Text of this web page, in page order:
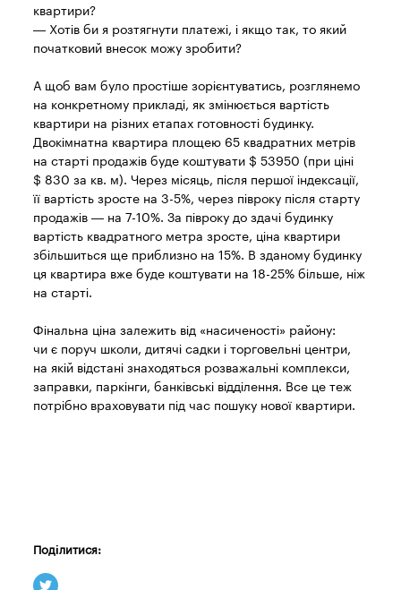
квартири?
— Хотів би я розтягнути платежі, і якщо так, то який
початковий внесок можу зробити?
А щоб вам було простіше зорієнтуватись, розглянемо
на конкретному прикладі, як змінюється вартість
квартири на різних етапах готовності будинку.
Двокімнатна квартира площею 65 квадратних метрів
на старті продажів буде коштувати $ 53950 (при ціні
$ 830 за кв. м). Через місяць, після першої індексації,
її вартість зросте на 3-5%, через півроку після старту
продажів — на 7-10%. За півроку до здачі будинку
вартість квадратного метра зросте, ціна квартири
збільшиться ще приблизно на 15%. В зданому будинку
ця квартира вже буде коштувати на 18-25% більше, ніж
на старті.
Фінальна ціна залежить від «насиченості» району:
чи є поруч школи, дитячі садки і торговельні центри,
на якій відстані знаходяться розважальні комплекси,
заправки, паркінги, банківські відділення. Все це теж
потрібно враховувати під час пошуку нової квартири.
Поділитися: